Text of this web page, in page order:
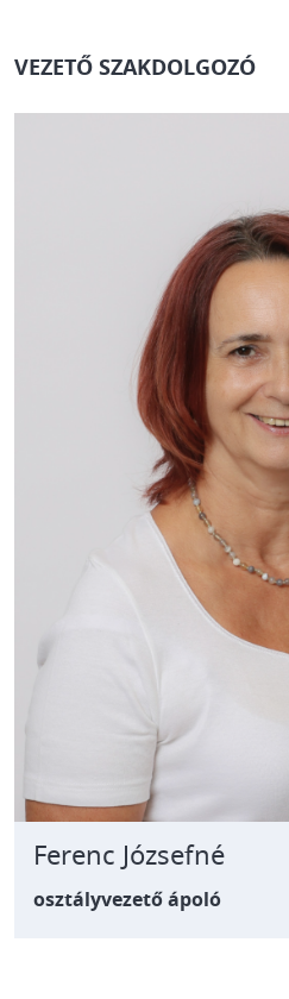
VEZETŐ SZAKDOLGOZÓ
Ferenc Józsefné
osztályvezető ápoló